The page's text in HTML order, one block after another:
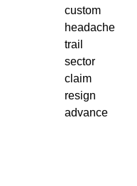
custom
headache
trail
sector
claim
resign
advance